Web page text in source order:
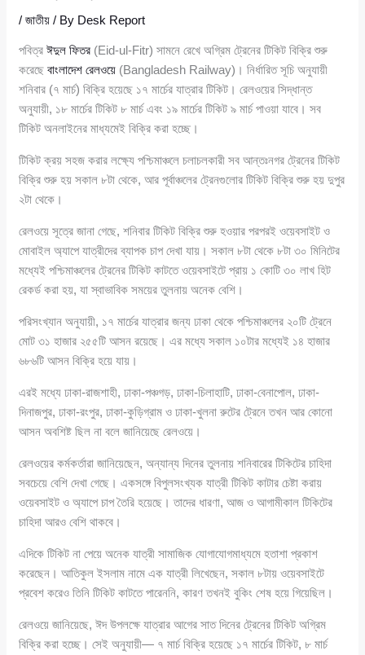
/জাতীয় / By Desk Report
পবিত্রঈদুল ফিতর (Eid-ul-Fitr) সামনে রেখে অগ্রিম ট্রেনের টিকিট বিক্রি শুরু
করেছেবাংলাদেশ রেলওয়ে (Bangladesh Railway)। নির্ধারিত সূচি অনুযায়ী
শনিবার (৭ মার্চ) বিক্রি হয়েছে ১৭ মার্চের যাত্রার টিকিট। রেলওয়ের সিদ্ধান্ত
অনুযায়ী, ১৮ মার্চের টিকিট ৮ মার্চ এবং ১৯ মার্চের টিকিট ৯ মার্চ পাওয়া যাবে। সব
টিকিট অনলাইনের মাধ্যমেই বিক্রি করা হচ্ছে।
টিকিট ক্রয় সহজ করার লক্ষ্যে পশ্চিমাঞ্চলে চলাচলকারী সব আন্তঃনগর ট্রেনের টিকিট
বিক্রি শুরু হয় সকাল ৮টা থেকে, আর পূর্বাঞ্চলের ট্রেনগুলোর টিকিট বিক্রি শুরু হয় দুপুর
২টা থেকে।
রেলওয়ে সূত্রে জানা গেছে, শনিবার টিকিট বিক্রি শুরু হওয়ার পরপরই ওয়েবসাইট ও
মোবাইল অ্যাপে যাত্রীদের ব্যাপক চাপ দেখা যায়। সকাল ৮টা থেকে ৮টা ৩০ মিনিটের
মধ্যেই পশ্চিমাঞ্চলের ট্রেনের টিকিট কাটতে ওয়েবসাইটে প্রায় ১ কোটি ৩০ লাখ হিট
রেকর্ড করা হয়, যা স্বাভাবিক সময়ের তুলনায় অনেক বেশি।
পরিসংখ্যান অনুযায়ী, ১৭ মার্চের যাত্রার জন্য ঢাকা থেকে পশ্চিমাঞ্চলের ২০টি ট্রেনে
মোট ৩১ হাজার ২৫৫টি আসন রয়েছে। এর মধ্যে সকাল ১০টার মধ্যেই ১৪ হাজার
৬৮৬টি আসন বিক্রি হয়ে যায়।
এরই মধ্যে ঢাকা-রাজশাহী, ঢাকা-পঞ্চগড়, ঢাকা-চিলাহাটি, ঢাকা-বেনাপোল, ঢাকা-
দিনাজপুর, ঢাকা-রংপুর, ঢাকা-কুড়িগ্রাম ও ঢাকা-খুলনা রুটের ট্রেনে তখন আর কোনো
আসন অবশিষ্ট ছিল না বলে জানিয়েছে রেলওয়ে।
রেলওয়ের কর্মকর্তারা জানিয়েছেন, অন্যান্য দিনের তুলনায় শনিবারের টিকিটের চাহিদা
সবচেয়ে বেশি দেখা গেছে। একসঙ্গে বিপুলসংখ্যক যাত্রী টিকিট কাটার চেষ্টা করায়
ওয়েবসাইট ও অ্যাপে চাপ তৈরি হয়েছে। তাদের ধারণা, আজ ও আগামীকাল টিকিটের
চাহিদা আরও বেশি থাকবে।
এদিকে টিকিট না পেয়ে অনেক যাত্রী সামাজিক যোগাযোগমাধ্যমে হতাশা প্রকাশ
করেছেন। আতিকুল ইসলাম নামে এক যাত্রী লিখেছেন, সকাল ৮টায় ওয়েবসাইটে
প্রবেশ করেও তিনি টিকিট কাটতে পারেননি, কারণ তখনই বুকিং শেষ হয়ে গিয়েছিল।
রেলওয়ে জানিয়েছে, ঈদ উপলক্ষে যাত্রার আগের সাত দিনের ট্রেনের টিকিট অগ্রিম
বিক্রি করা হচ্ছে। সেই অনুযায়ী— ৭ মার্চ বিক্রি হয়েছে ১৭ মার্চের টিকিট, ৮ মার্চ